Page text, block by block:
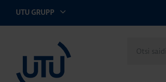
UTU GRUPP
saidilt